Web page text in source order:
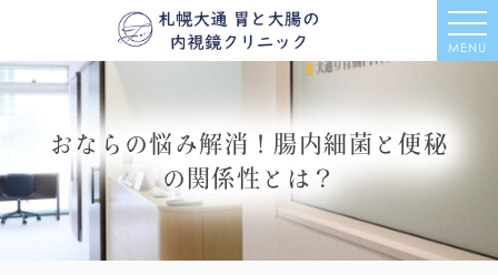
MENU
おならの悩み解消！腸内細菌と便秘
の関係性とは？